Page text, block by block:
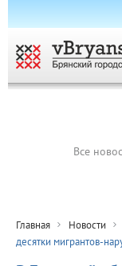
Все
Главная Новости
десятки мигрантов-